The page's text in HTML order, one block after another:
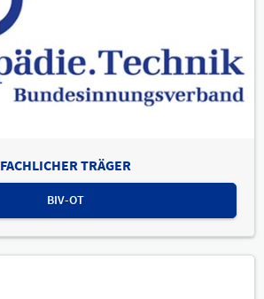
FACHLICHER TRÄGER
BIV-OT